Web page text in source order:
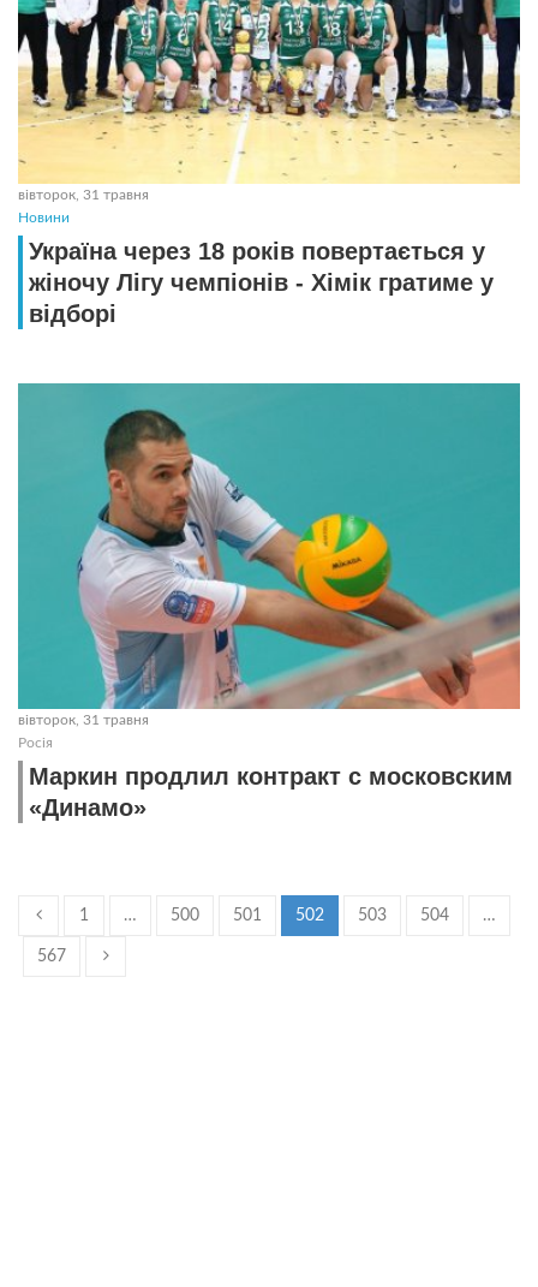
вівторок, 31 травня
Новини
Україна через 18 років повертається у
жіночу Лігу чемпіонів - Хімік гратиме у
відборі
вівторок, 31 травня
Росія
Маркин продлил контракт с московским
«Динамо»
1 … 500 501 502 503 504 …
567